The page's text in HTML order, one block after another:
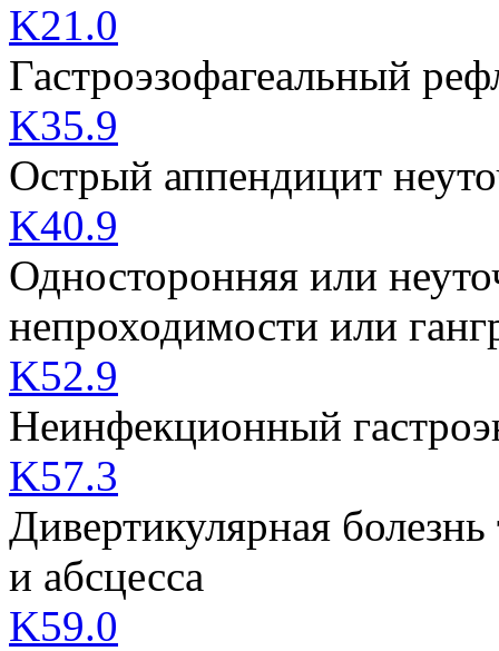
K21.0
Гастроэзофагеальный
K35.9
Острый аппендицит
K40.9
Односторонняя или
непроходимости или
K52.9
Неинфекционный
K57.3
Дивертикулярная
и абсцесса
K59.0